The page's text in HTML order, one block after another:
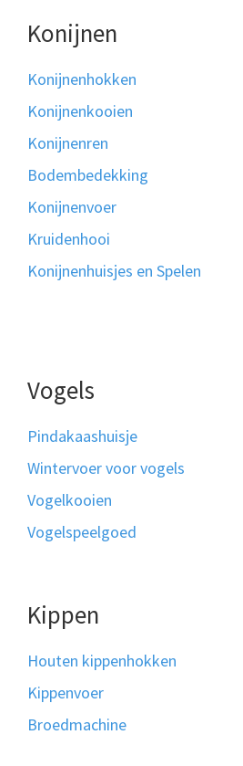
Konijnen
Konijnenhokken
Konijnenkooien
Konijnenren
Bodembedekking
Konijnenvoer
Kruidenhooi
Konijnenhuisjes en Spelen
Vogels
Pindakaashuisje
Wintervoer voor vogels
Vogelkooien
Vogelspeelgoed
Kippen
Houten kippenhokken
Kippenvoer
Broedmachine